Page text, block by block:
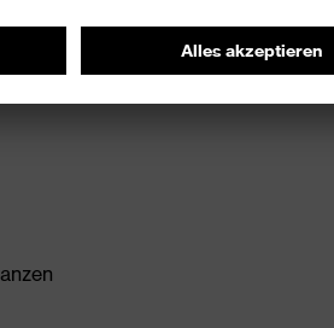
Zehenfreiheit und optimale